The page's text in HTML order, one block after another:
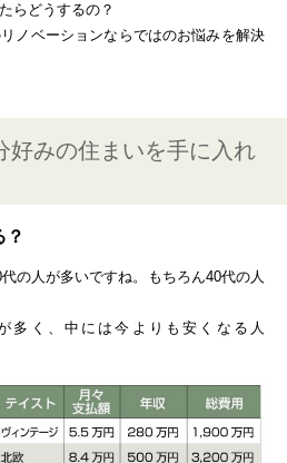
らどうするの？
ノベーションならではのお悩みを解決
好みの住まいを手に入れ
？
の人が多いですね。もちろん40代の人
多く、中には今よりも安くなる人